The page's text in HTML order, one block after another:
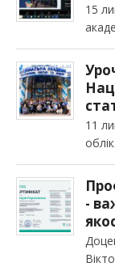
15
11
облік
-